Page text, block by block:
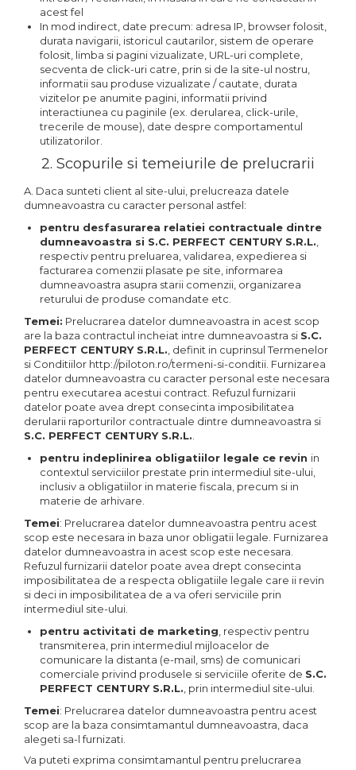
acest fel
In mod indirect, date precum: adresa IP, browser folosit,
durata navigarii, istoricul cautarilor, sistem de operare
folosit, limba si pagini vizualizate, URL-uri complete,
secventa de click-uri catre, prin si de la site-ul nostru,
informatii sau produse vizualizate / cautate, durata
vizitelor pe anumite pagini, informatii privind
interactiunea cu paginile (ex. derularea, click-urile,
trecerile de mouse), date despre comportamentul
utilizatorilor.
2. Scopurile si temeiurile de prelucrarii
A. Daca sunteti client al site-ului, prelucreaza datele
dumneavoastra cu caracter personal astfel:
pentru desfasurarea relatiei contractuale dintre
dumneavoastra si S.C. PERFECT CENTURY S.R.L.,
respectiv pentru preluarea, validarea, expedierea si
facturarea comenzii plasate pe site, informarea
dumneavoastra asupra starii comenzii, organizarea
returului de produse comandate etc.
Temei: Prelucrarea datelor dumneavoastra in acest scop
are la baza contractul incheiat intre dumneavoastra si S.C.
PERFECT CENTURY S.R.L., definit in cuprinsul Termenelor
si Conditiilor http://piloton.ro/termeni-si-conditii. Furnizarea
datelor dumneavoastra cu caracter personal este necesara
pentru executarea acestui contract. Refuzul furnizarii
datelor poate avea drept consecinta imposibilitatea
derularii raporturilor contractuale dintre dumneavoastra si
S.C. PERFECT CENTURYS.R.L..
pentru indeplinirea obligatiilor legale ce revin in
contextul serviciilor prestate prin intermediul site-ului,
inclusiv a obligatiilor in materie fiscala, precum si in
materie de arhivare.
Temei: Prelucrarea datelor dumneavoastra pentru acest
scop este necesara in baza unor obligatii legale. Furnizarea
datelor dumneavoastra in acest scop este necesara.
Refuzul furnizarii datelor poate avea drept consecinta
imposibilitatea de a respecta obligatiile legale care ii revin
si deci in imposibilitatea de a va oferi serviciile prin
intermediul site-ului.
pentru activitati de marketing, respectiv pentru
transmiterea, prin intermediul mijloacelor de
comunicare la distanta (e-mail, sms) de comunicari
comerciale privind produsele si serviciile oferite de S.C.
PERFECT CENTURYS.R.L., prin intermediul site-ului.
Temei: Prelucrarea datelor dumneavoastra pentru acest
scop are la baza consimtamantul dumneavoastra, daca
alegeti sa-l furnizati.
Va puteti exprima consimtamantul pentru prelucrarea